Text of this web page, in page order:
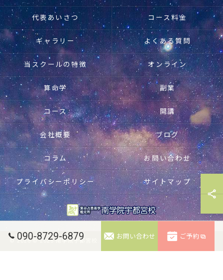
090-8729-6879 お問い合わせ ご予約
代表あいさつ コース料金
ギャラリー よくある質問
当スクールの特徴 オンライン
算命学 副業
コース 開講
会社概要 ブログ
コラム お問い合わせ
プライバシーポリシー サイトマップ
© 2026 © 2025 南学院宇都宮校. 無断転載禁止。 ALL RIGHTS RESERVED.